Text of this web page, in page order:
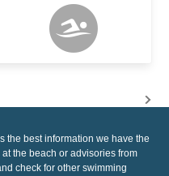
the best information we have the
the beach or advisories from
check for other swimming